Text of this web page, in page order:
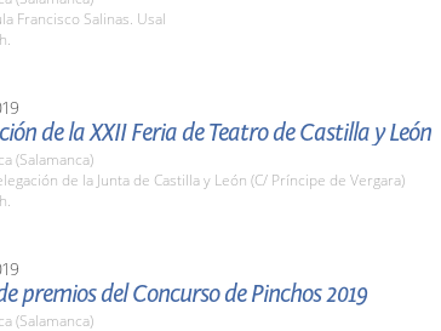
Francisco Salinas. Usal
de la XXII Feria de Teatro de Castilla y León
(Salamanca)
de la Junta de Castilla y León (C/ Príncipe de Vergara)
premios del Concurso de Pinchos 2019
(Salamanca)